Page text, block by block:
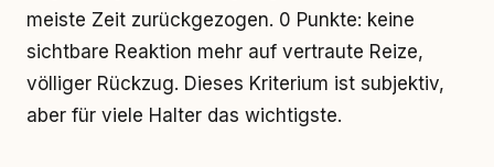
meiste Zeit zurückgezogen. 0 Punkte: keine
sichtbare Reaktion mehr auf vertraute Reize,
völliger Rückzug. Dieses Kriterium ist subjektiv,
aber für viele Halter das wichtigste.